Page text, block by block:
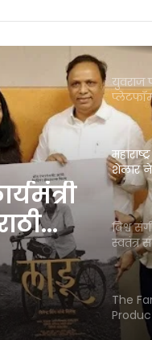
युवराज
शेलार ने
पोस्टर
विश्व
स्वतंत्र
The